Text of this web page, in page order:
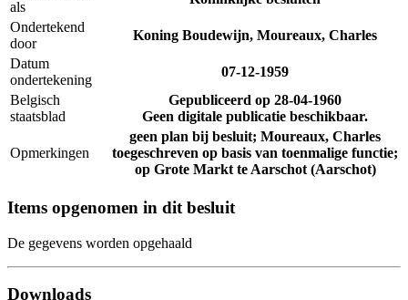
als
Ondertekend
door
Koning Boudewijn, Moureaux, Charles
Datum
ondertekening
07-12-1959
Belgisch
staatsblad
Gepubliceerd op 28-04-1960
Geen digitale publicatie beschikbaar.
Opmerkingen
geen plan bij besluit; Moureaux, Charles
toegeschreven op basis van toenmalige functie;
op Grote Markt te Aarschot (Aarschot)
Items opgenomen in dit besluit
De gegevens worden opgehaald
Downloads